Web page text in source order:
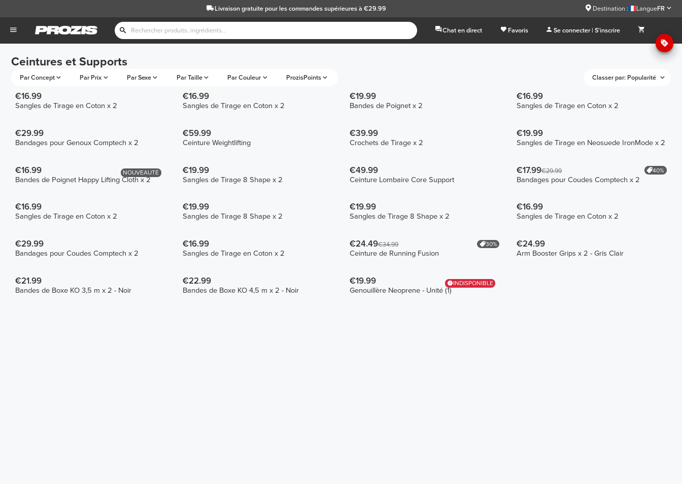
Livraison gratuitepour les commandes supérieures à €29.99 Destination : LangueFR
Chat en direct Favoris Se connecter | S'inscrire
Ceintures et Supports
Par Concept Par Prix Par Sexe Par Taille Par Couleur ProzisPoints Classer par: Popularité
€16.99
Sangles de Tirage en Coton x 2
€16.99
Sangles de Tirage en Coton x 2
€19.99
Bandes de Poignet x 2
€16.99
Sangles de Tirage en Coton x 2
€29.99
Bandages pour Genoux Comptech x 2
€59.99
Ceinture Weightlifting
€39.99
Crochets de Tirage x 2
€19.99
Sangles de Tirage en Neosuede IronMode x 2
NOUVEAUTÉ
€16.99
Bandes de Poignet Happy Lifting Cloth x 2
€19.99
Sangles de Tirage 8 Shape x 2
€49.99
Ceinture Lombaire Core Support
€17.99€29.99 40%
Bandages pour Coudes Comptech x 2
€16.99
Sangles de Tirage en Coton x 2
€19.99
Sangles de Tirage 8 Shape x 2
€19.99
Sangles de Tirage 8 Shape x 2
€16.99
Sangles de Tirage en Coton x 2
€29.99
Bandages pour Coudes Comptech x 2
€16.99
Sangles de Tirage en Coton x 2
€24.49€34.99 30%
Ceinture de Running Fusion
€24.99
Arm Booster Grips x 2 - Gris Clair
€21.99
Bandes de Boxe KO 3,5 m x 2 - Noir
€22.99
Bandes de Boxe KO 4,5 m x 2 - Noir
INDISPONIBLE
€19.99
Genouillère Neoprene - Unité (1)